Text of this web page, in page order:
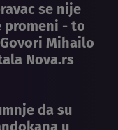
se nije
promeni - to
Mihailo
Nova.rs
da su